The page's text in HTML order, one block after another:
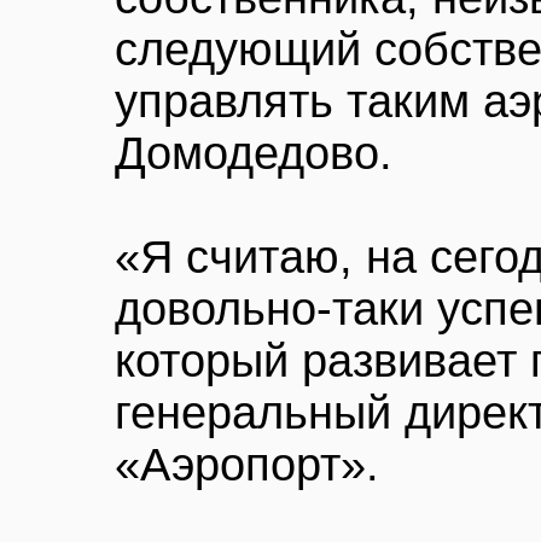
следующий
управлять таким
Домодедово.
«Я считаю, на
довольно-таки
который
генеральный
«Аэропорт».